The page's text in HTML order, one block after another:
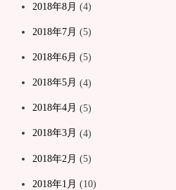
2018年8月 (4)
2018年7月 (5)
2018年6月 (5)
2018年5月 (4)
2018年4月 (5)
2018年3月 (4)
2018年2月 (5)
2018年1月 (10)